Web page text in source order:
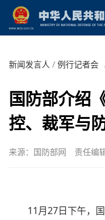
新闻发言人 / 例行记者会
国防部介绍
控、裁军与
来源：国防部网 责任编
11月27日下午，